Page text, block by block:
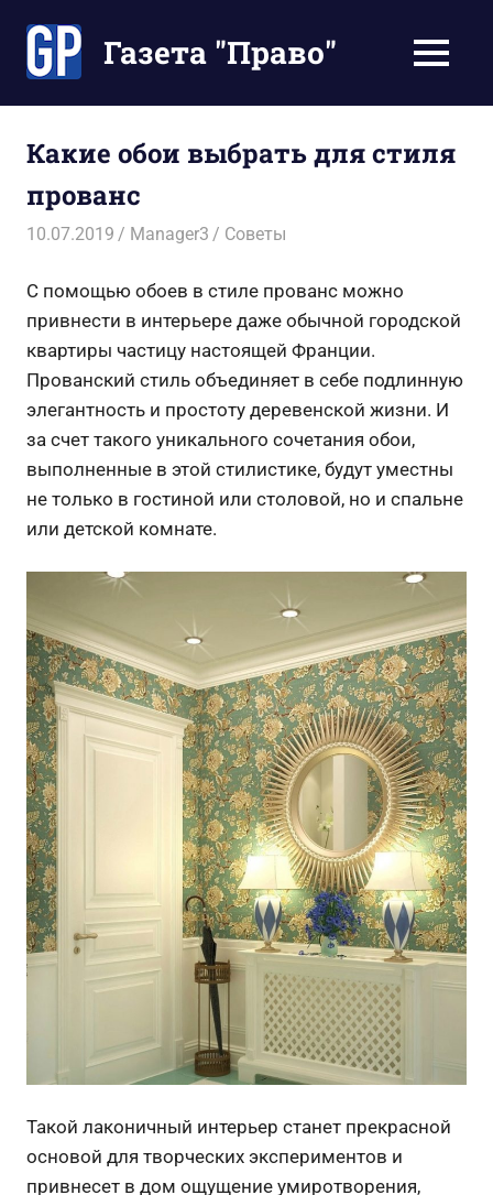
содержимомуГазета "Право"
экономят
Ваше
время
МЕНЮ
Какие обои выбрать для стиля
прованс
10.07.2019 Manager3 Советы
С помощью обоев в стиле прованс можно
привнести в интерьере даже обычной городской
квартиры частицу настоящей Франции.
Прованский стиль объединяет в себе подлинную
элегантность и простоту деревенской жизни. И
за счет такого уникального сочетания обои,
выполненные в этой стилистике, будут уместны
не только в гостиной или столовой, но и спальне
или детской комнате.
Такой лаконичный интерьер станет прекрасной
основой для творческих экспериментов и
привнесет в дом ощущение умиротворения,